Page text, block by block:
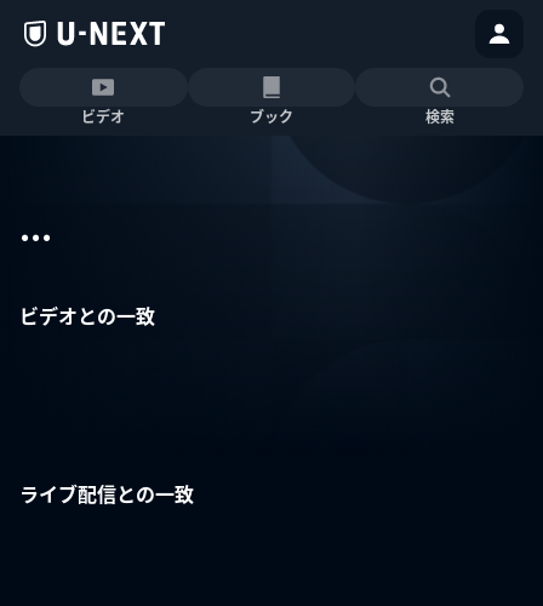
ビデオ ブック 検索
...
ビデオとの一致
ライブ配信との一致